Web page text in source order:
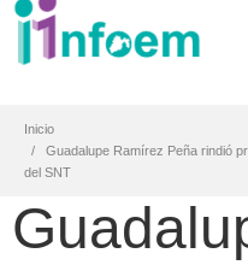
Inicio
Guadalupe Ramírez Peña rindió
del SNT